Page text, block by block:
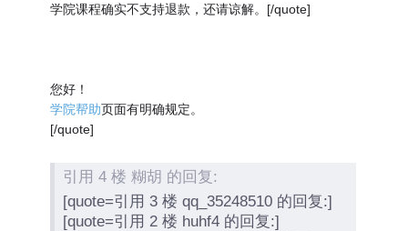
学院课程确实不支持退款，还请谅解。[/quote]
您好！
学院帮助页面有明确规定。
[/quote]
引用 4 楼 糊胡 的回复:
[quote=引用 3 楼 qq_35248510 的回复:]
[quote=引用 2 楼 huhf4 的回复:]